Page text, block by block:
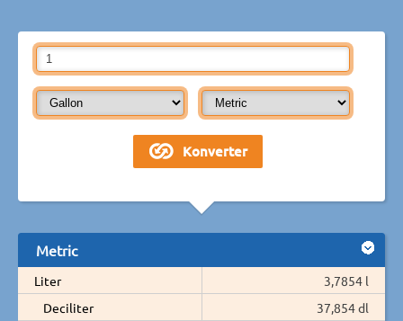
Metric
Liter
3,7854 l
Deciliter
37,854 dl